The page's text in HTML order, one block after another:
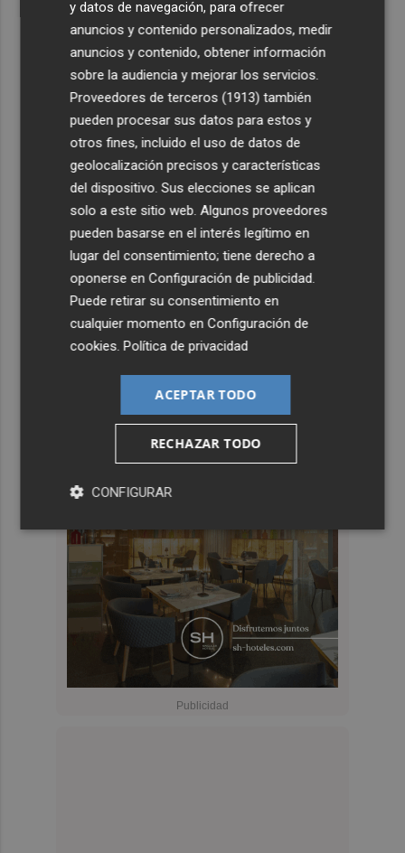
y datos de navegación, para ofrecer
anuncios y contenido personalizados, medir
anuncios y contenido, obtener información
sobre la audiencia y mejorar los servicios.
Proveedores de terceros (1913) también
pueden procesar sus datos para estos y
otros fines, incluido el uso de datos de
geolocalización precisos y características
del dispositivo. Sus elecciones se aplican
solo a este sitio web. Algunos proveedores
pueden basarse en el interés legítimo en
lugar del consentimiento; tiene derecho a
oponerse enConfiguración de publicidad
Puede retirar su consentimiento en
cualquier momento enConfiguración de
cookies .Política de privacidad
ACEPTAR TODO
RECHAZAR TODO
CONFIGURAR